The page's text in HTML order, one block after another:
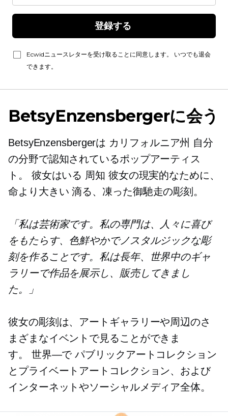
Ecwidニュースレターを受け取ることに同意します。 いつでも退会
できます。
BetsyEnzensbergerに会う
BetsyEnzensbergerは カリフォルニア州 自分
の分野で認知されているポップアーティス
ト。 彼女はいる 周知 彼女の現実的なために、
命より大きい 滴る、凍った御馳走の彫刻。
「私は芸術家です。私の専門は、人々に喜び
をもたらす、色鮮やかでノスタルジックな彫
刻を作ることです。私は長年、世界中のギャ
ラリーで作品を展示し、販売してきまし
た。」
彼女の彫刻は、アートギャラリーや周辺のさ
まざまなイベントで見ることができま
す。 世界—でパブリックアートコレクション
とプライベートアートコレクション、および
インターネットやソーシャルメディア全体。